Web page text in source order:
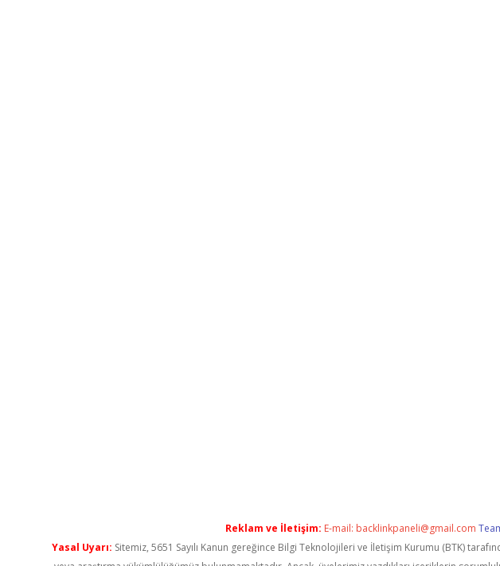
Reklam ve İletişim: E-mail: backlinkpaneli@gmail.com
Yasal Uyarı: Sitemiz, 5651 Sayılı Kanun gereğince Bilgi Teknolojileri ve İletişim Kurumu (BTK)